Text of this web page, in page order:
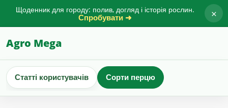
Щоденник для городу: полив, догляд і історія рослин.
Спробувати ➜ ×
Agro Mega
Статті користувачів Сорти перцю